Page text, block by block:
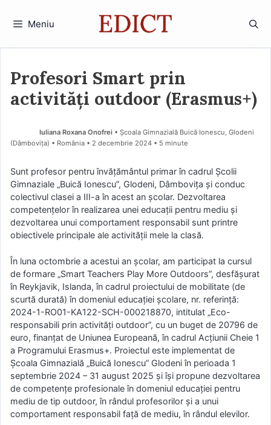
Meniu
Profesori Smart prin
activități outdoor (Erasmus+)
Iuliana Roxana Onofrei • Școala Gimnazială Buică Ionescu, Glodeni
(Dâmboviţa) • România
2 decembrie 2024 • 5 minute
Sunt profesor pentru învățământul primar în cadrul Școlii
Gimnaziale „Buică Ionescu”, Glodeni, Dâmbovița și conduc
colectivul clasei a III-a în acest an școlar. Dezvoltarea
competențelor în realizarea unei educații pentru mediu și
dezvoltarea unui comportament responsabil sunt printre
obiectivele principale ale activității mele la clasă.
În luna octombrie a acestui an școlar, am participat la cursul
de formare „Smart Teachers Play More Outdoors”, desfășurat
în Reykjavik, Islanda, în cadrul proiectului de mobilitate (de
scurtă durată) în domeniul educației școlare, nr. referință:
2024-1-RO01-KA122-SCH-000218870, intitulat „Eco-
responsabili prin activități outdoor”, cu un buget de 20796 de
euro, finanțat de Uniunea Europeană, în cadrul Acțiunii Cheie 1
a Programului Erasmus+. Proiectul este implementat de
Școala Gimnazială „Buică Ionescu” Glodeni în perioada 1
septembrie 2024 – 31 august 2025 și își propune dezvoltarea
de competențe profesionale în domeniul educației pentru
mediu de tip outdoor, în rândul profesorilor și a unui
comportament responsabil față de mediu, în rândul elevilor.